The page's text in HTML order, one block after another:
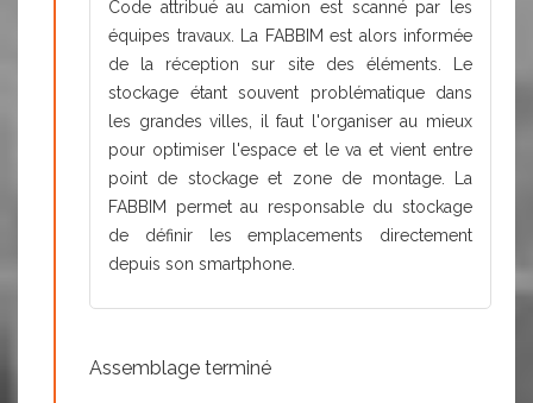
Code attribué au camion est scanné par les
équipes travaux. La FABBIM est alors informée
de la réception sur site des éléments. Le
stockage étant souvent problématique dans
les grandes villes, il faut l'organiser au mieux
pour optimiser l'espace et le va et vient entre
point de stockage et zone de montage. La
FABBIM permet au responsable du stockage
de définir les emplacements directement
depuis son smartphone.
Assemblage terminé